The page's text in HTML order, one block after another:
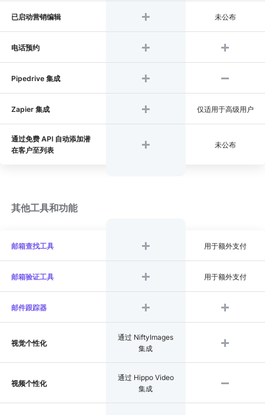
已启动营销编辑 未公布
电话预约
Pipedrive 集成
Zapier 集成 仅适用于高级用户
通过免费 API 自动添加潜
在客户至列表
未公布
其他工具和功能
邮箱查找工具 用于额外支付
邮箱验证工具 用于额外支付
邮件跟踪器
视觉个性化
通过 NiftyImages
集成
视频个性化
通过 Hippo Video
集成